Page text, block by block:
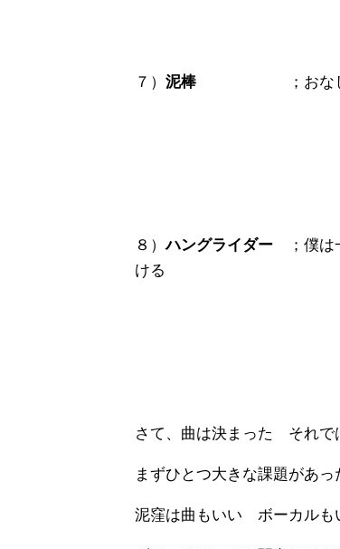
７） 泥棒 ；おなじみ一
８）ハングライダー ；僕は
ける
さて、曲は決まった それで
まずひとつ大きな課題があっ
泥窪は曲もいい ボーカル